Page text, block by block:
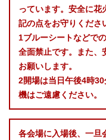
っています。安全に花
記の点をお守りくださ
1ブルーシートなどで
全面禁止です。また、
お願いします。
2開場は当日午後4時
機はご遠慮ください。
各会場に入場後、一旦